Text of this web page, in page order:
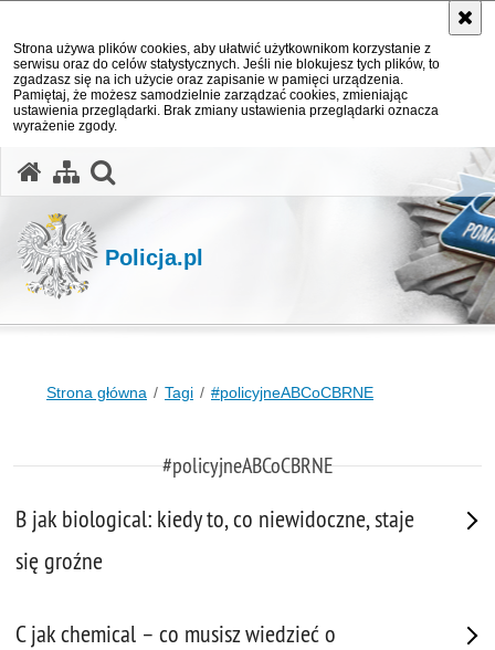
Strona używa plików cookies, aby ułatwić użytkownikom korzystanie z
serwisu oraz do celów statystycznych. Jeśli nie blokujesz tych plików, to
zgadzasz się na ich użycie oraz zapisanie w pamięci urządzenia.
Pamiętaj, że możesz samodzielnie zarządzać cookies, zmieniając
ustawienia przeglądarki. Brak zmiany ustawienia przeglądarki oznacza
wyrażenie zgody.
Policja.pl
Strona główna Tagi #policyjneABCoCBRNE
#policyjneABCoCBRNE
B jak biological: kiedy to, co niewidoczne, staje
się groźne
C jak chemical – co musisz wiedzieć o